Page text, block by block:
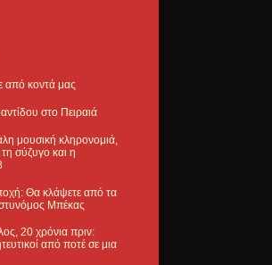
από κοντά μας
στο Πειραιά
μουσική κληρονομιά,
σύζυγο και η
Θα κλάψετε από τα
Μπέκας
20 χρόνια πριν:
από ποτέ σε μια